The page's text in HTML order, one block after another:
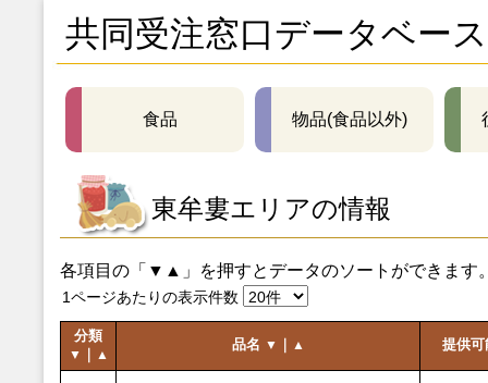
共同受注窓口データベース
食品 物品(食品以外)
東牟婁エリアの情報
各項目の「▼▲」を押すとデータのソートができます
1ページあたりの表示件数
分類
▼ ▲
品名 ▼ ▲ 提供